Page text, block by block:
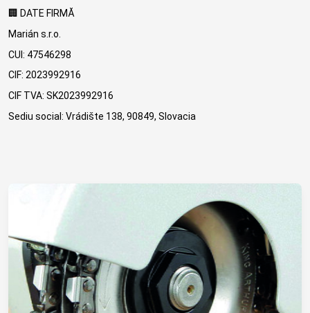
🏢 DATE FIRMĂ
Marián s.r.o.
CUI: 47546298
CIF: 2023992916
CIF TVA: SK2023992916
Sediu social: Vrádište 138, 90849, Slovacia